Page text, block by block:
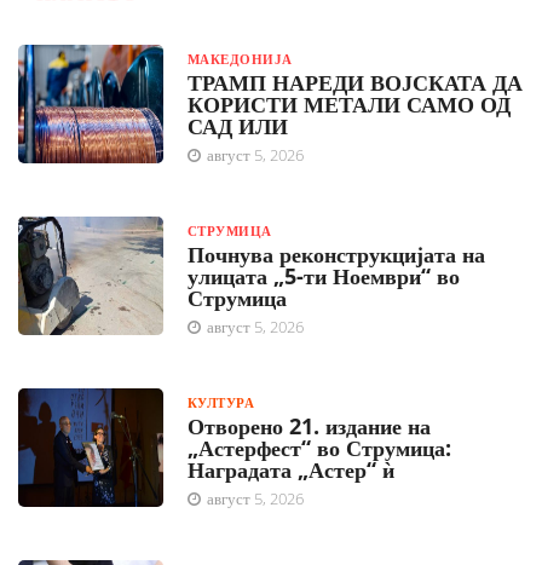
МАКЕДОНИЈА
ТРАМП НАРЕДИ ВОЈСКАТА ДА
КОРИСТИ МЕТАЛИ САМО ОД
САД ИЛИ
август 5, 2026
СТРУМИЦА
Почнува реконструкцијата на
улицата „5-ти Ноември“ во
Струмица
август 5, 2026
КУЛТУРА
Отворено 21. издание на
„Астерфест“ во Струмица:
Наградата „Астер“ ѝ
август 5, 2026